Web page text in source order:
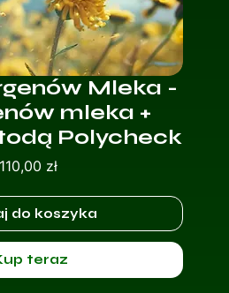
Mleka -
mleka +
Polycheck
110,00 złCena
do koszyka
teraz